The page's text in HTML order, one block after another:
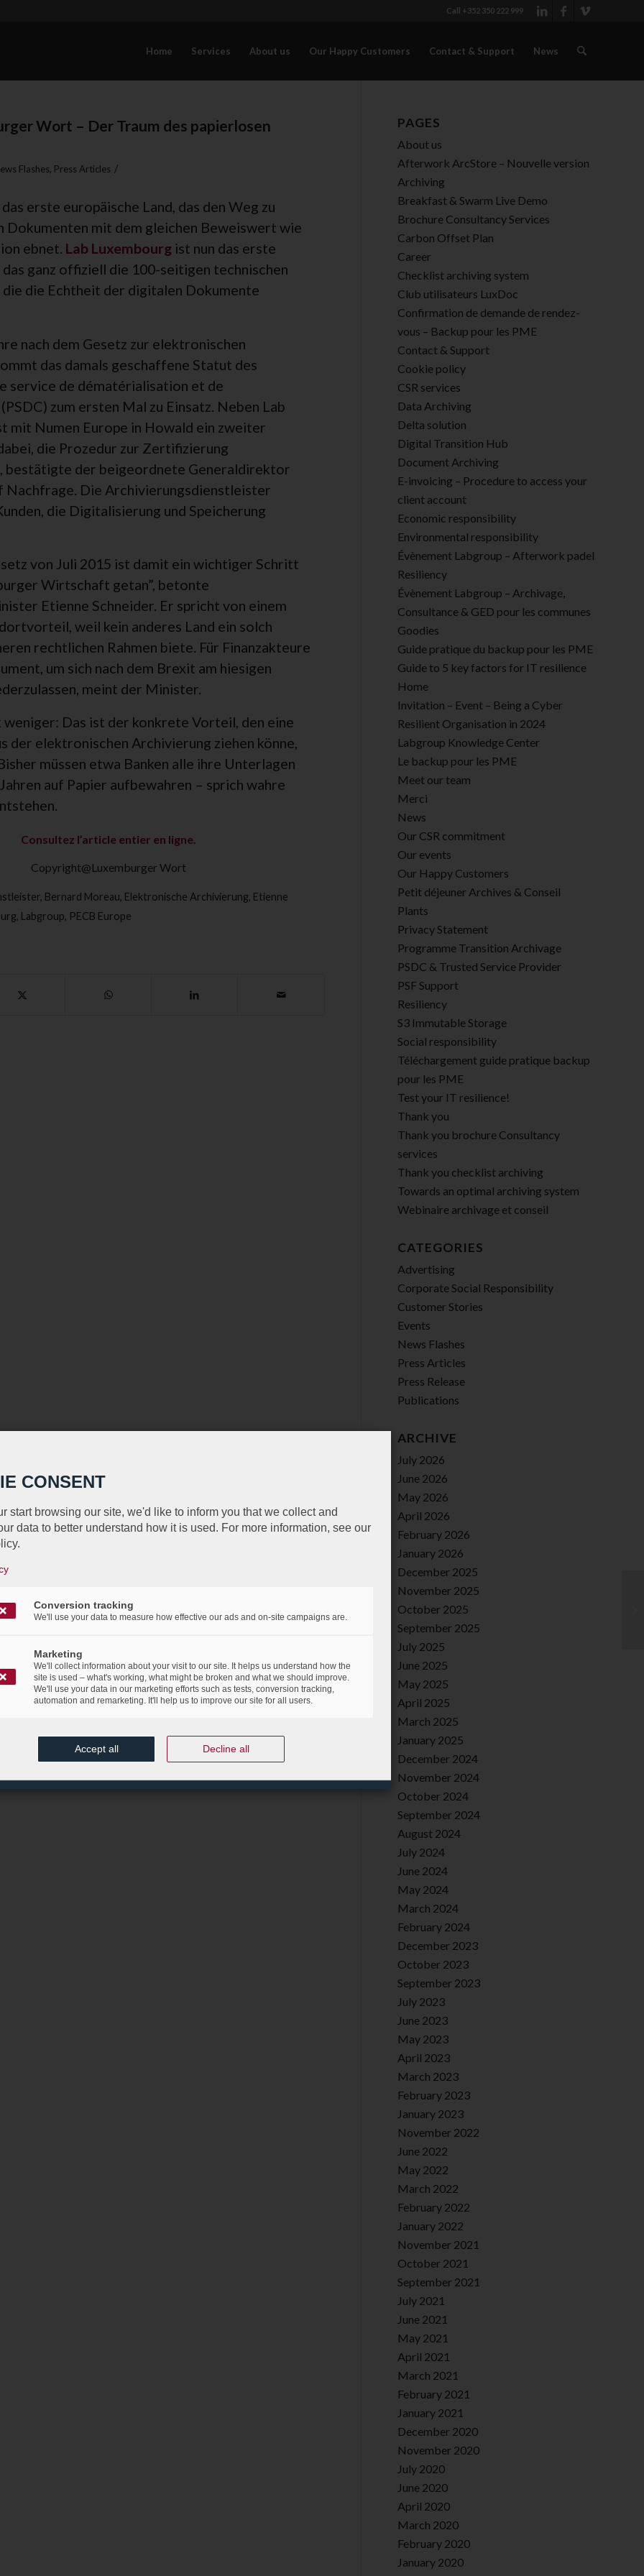
Call +352 350 222 999
Home Services About us Our Happy Customers Contact & Support News
Wort – Der Traum des papierlosen
Flashes, Press Articles /
erste europäische Land, das den Weg zu
Dokumenten mit dem gleichen Beweiswert wie
ebnet. Lab Luxembourg ist nun das erste
ganz offiziell die 100-seitigen technischen
die Echtheit der digitalen Dokumente
nach dem Gesetz zur elektronischen
das damals geschaffene Statut des
service de dématérialisation et de
zum ersten Mal zu Einsatz. Neben Lab
mit Numen Europe in Howald ein zweiter
die Prozedur zur Zertifizierung
bestätigte der beigeordnete Generaldirektor
Nachfrage. Die Archivierungsdienstleister
die Digitalisierung und Speicherung
von Juli 2015 ist damit ein wichtiger Schritt
Wirtschaft getan”, betonte
Etienne Schneider. Er spricht von einem
weil kein anderes Land ein solch
rechtlichen Rahmen biete. Für Finanzakteure
um sich nach dem Brexit am hiesigen
meint der Minister.
weniger: Das ist der konkrete Vorteil, den eine
der elektronischen Archivierung ziehen könne,
müssen etwa Banken alle ihre Unterlagen
auf Papier aufbewahren – sprich wahre
Consultez l’article entier en ligne.
Copyright@Luxemburger Wort
, Bernard Moreau, Elektronische Archivierung, Etienne
, Labgroup, PECB Europe
PAGES
About us
Afterwork ArcStore – Nouvelle version
Archiving
Breakfast & Swarm Live Demo
Brochure Consultancy Services
Carbon Offset Plan
Career
Checklist archiving system
Club utilisateurs LuxDoc
Confirmation de demande de rendez-
vous – Backup pour les PME
Contact & Support
Cookie policy
CSR services
Data Archiving
Delta solution
Digital Transition Hub
Document Archiving
E-invoicing – Procedure to access your
client account
Economic responsibility
Environmental responsibility
Évènement Labgroup – Afterwork padel
Resiliency
Évènement Labgroup – Archivage,
Consultance & GED pour les communes
Goodies
Guide pratique du backup pour les PME
Guide to 5 key factors for IT resilience
Home
Invitation – Event – Being a Cyber
Resilient Organisation in 2024
Labgroup Knowledge Center
Le backup pour les PME
Meet our team
Merci
News
Our CSR commitment
Our events
Our Happy Customers
Petit déjeuner Archives & Conseil
Plants
Privacy Statement
Programme Transition Archivage
PSDC & Trusted Service Provider
PSF Support
Resiliency
S3 Immutable Storage
Social responsibility
Téléchargement guide pratique backup
pour les PME
Test your IT resilience!
Thank you
Thank you brochure Consultancy
services
Thank you checklist archiving
Towards an optimal archiving system
Webinaire archivage et conseil
CATEGORIES
Advertising
Corporate Social Responsibility
Customer Stories
Events
News Flashes
Press Articles
Press Release
Publications
ARCHIVE
July 2026
June 2026
May 2026
April 2026
February 2026
January 2026
December 2025
November 2025
October 2025
September 2025
July 2025
June 2025
May 2025
April 2025
March 2025
January 2025
December 2024
November 2024
October 2024
September 2024
August 2024
July 2024
June 2024
May 2024
March 2024
February 2024
December 2023
October 2023
September 2023
July 2023
June 2023
May 2023
April 2023
March 2023
February 2023
January 2023
November 2022
June 2022
May 2022
March 2022
February 2022
January 2022
November 2021
October 2021
September 2021
July 2021
June 2021
May 2021
April 2021
March 2021
February 2021
January 2021
December 2020
November 2020
July 2020
June 2020
April 2020
March 2020
February 2020
January 2020
CONSENT
start browsing our site, we'd like to inform you that we collect and
data to better understand how it is used. For more information, see our
Conversion tracking
We'll use your data to measure how effective our ads and on-site campaigns are.
Marketing
We'll collect information about your visit to our site. It helps us understand how the
site is used – what's working, what might be broken and what we should improve.
We'll use your data in our marketing efforts such as tests, conversion tracking,
automation and remarketing. It'll help us to improve our site for all users.
Accept all Decline all